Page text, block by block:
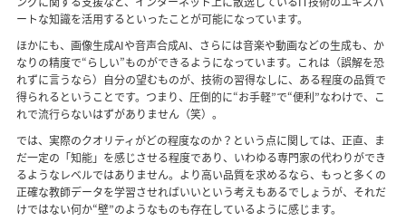
ートな知識を活用するといったことが可能になっています。
ほかにも、画像生成AIや音声合成AI、さらには音楽や動画などの生成も、か
なりの精度で“らしい”ものができるようになっています。これは（誤解を恐
れずに言うなら）自分の望むものが、技術の習得なしに、ある程度の品質で
得られるということです。つまり、圧倒的に“お手軽”で“便利”なわけで、こ
れで流行らないはずがありません（笑）。
では、実際のクオリティがどの程度なのか？という点に関しては、正直、ま
だ一定の「知能」を感じさせる程度であり、いわゆる専門家の代わりができ
るようなレベルではありません。より高い品質を求めるなら、もっと多くの
正確な教師データを学習させればいいという考えもあるでしょうが、それだ
けではない何か“壁”のようなものも存在しているように感じます。